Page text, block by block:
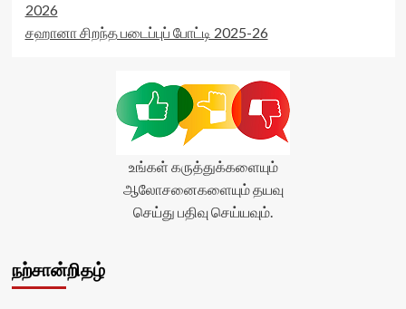
</div>
<span
average'>0
2026
சஹானா சிறந்த படைப்புப் போட்டி 2025-26
உங்கள் கருத்துக்களையும்
ஆலோசனைகளையும் தயவு
செய்து பதிவு செய்யவும்.
நற்சான்றிதழ்